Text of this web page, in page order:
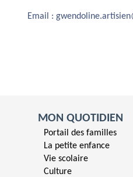
Email :
MON QUOTIDIEN
Portail des familles
La petite enfance
Vie scolaire
Culture